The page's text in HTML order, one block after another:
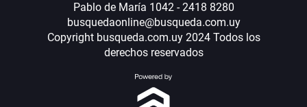
Pablo de María 1042 - 2418 8280
busquedaonline@busqueda.com.uy
Copyright busqueda.com.uy 2024 Todos los
derechos reservados